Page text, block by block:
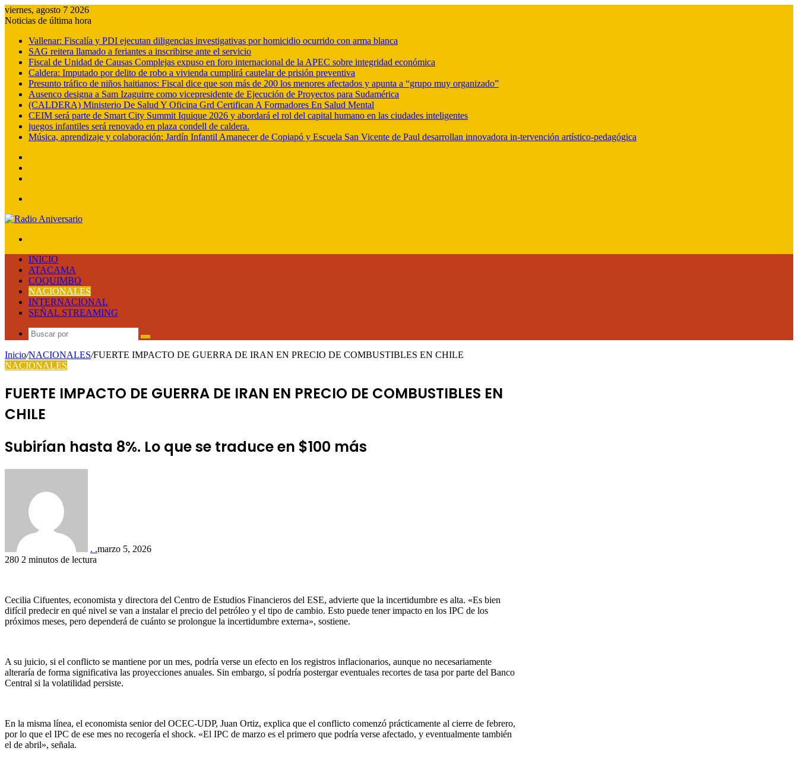
viernes, agosto 7 2026
Noticias de última hora
Vallenar: Fiscalía y PDI ejecutan diligencias investigativas por homicidio ocurrido con arma blanca
SAG reitera llamado a feriantes a inscribirse ante el servicio
Fiscal de Unidad de Causas Complejas expuso en foro internacional de la APEC sobre integridad económica
Caldera: Imputado por delito de robo a vivienda cumplirá cautelar de prisión preventiva
Presunto tráfico de niños haitianos: Fiscal dice que son más de 200 los menores afectados y apunta a “grupo muy organizado”
Ausenco designa a Sam Izaguirre como vicepresidente de Ejecución de Proyectos para Sudamérica
(CALDERA) Ministerio De Salud Y Oficina Grd Certifican A Formadores En Salud Mental
CEIM será parte de Smart City Summit Iquique 2026 y abordará el rol del capital humano en las ciudades inteligentes
juegos infantiles será renovado en plaza condell de caldera.
Música, aprendizaje y colaboración: Jardín Infantil Amanecer de Copiapó y Escuela San Vicente de Paul desarrollan innovadora in-tervención artístico-pedagógica
INICIO
ATACAMA
COQUIMBO
NACIONALES
INTERNACIONAL
SEÑAL STREAMING
Buscar
por
Inicio/NACIONALES/FUERTE IMPACTO DE GUERRA DE IRAN EN PRECIO DE COMBUSTIBLES EN CHILE
NACIONALES
FUERTE IMPACTO DE GUERRA DE IRAN EN PRECIO DE COMBUSTIBLES EN
CHILE
Subirían hasta 8%. Lo que se traduce en $100 más
. .marzo 5, 2026
280 2 minutos de lectura
Cecilia Cifuentes, economista y directora del Centro de Estudios Financieros del ESE, advierte que la incertidumbre es alta. «Es bien
difícil predecir en qué nivel se van a instalar el precio del petróleo y el tipo de cambio. Esto puede tener impacto en los IPC de los
próximos meses, pero dependerá de cuánto se prolongue la incertidumbre externa», sostiene.
A su juicio, si el conflicto se mantiene por un mes, podría verse un efecto en los registros inflacionarios, aunque no necesariamente
alteraría de forma significativa las proyecciones anuales. Sin embargo, sí podría postergar eventuales recortes de tasa por parte del Banco
Central si la volatilidad persiste.
En la misma línea, el economista senior del OCEC-UDP, Juan Ortiz, explica que el conflicto comenzó prácticamente al cierre de febrero,
por lo que el IPC de ese mes no recogería el shock. «El IPC de marzo es el primero que podría verse afectado, y eventualmente también
el de abril», señala.